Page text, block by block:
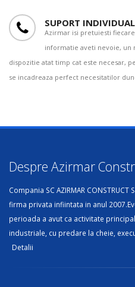
SUPORT INDIVIDUAL
Azirmar isi pretuiesti
informatie aveti nevoie, un
dispozitie atat timp cat este necesar,
se incadreaza perfect necesitatilor
Despre Azirmar
Compania SC AZIRMAR
firma privata infiintata in anul
perioada a avut ca activitate
industriale, cu predare la cheie,
Detalii